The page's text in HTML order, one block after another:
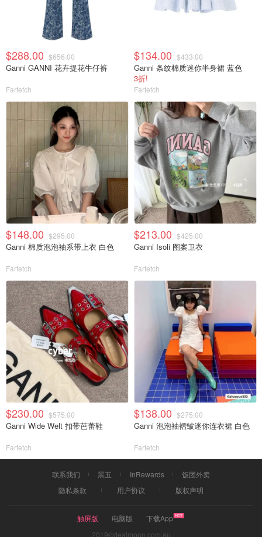
$288.00 $656.00
Ganni GANNI 花卉提花牛仔裤
Farfetch
$134.00 $433.00
Ganni 条纹棉质迷你半身裙 蓝色
3折!
Farfetch
$148.00 $295.00
Ganni 棉质泡泡袖系带上衣 白色
Farfetch
$213.00 $425.00
Ganni Isoli 图案卫衣
Farfetch
$230.00 $575.00
Ganni Wide Welt 扣带芭蕾鞋
Farfetch
$138.00 $275.00
Ganni 泡泡袖褶皱迷你连衣裙 白色
Farfetch
联系我们 黑五 InRewards
饭团外卖
隐私条款
用户协议 版权声明
触屏版 电脑版
下载App
2019©dealmoon.com.au